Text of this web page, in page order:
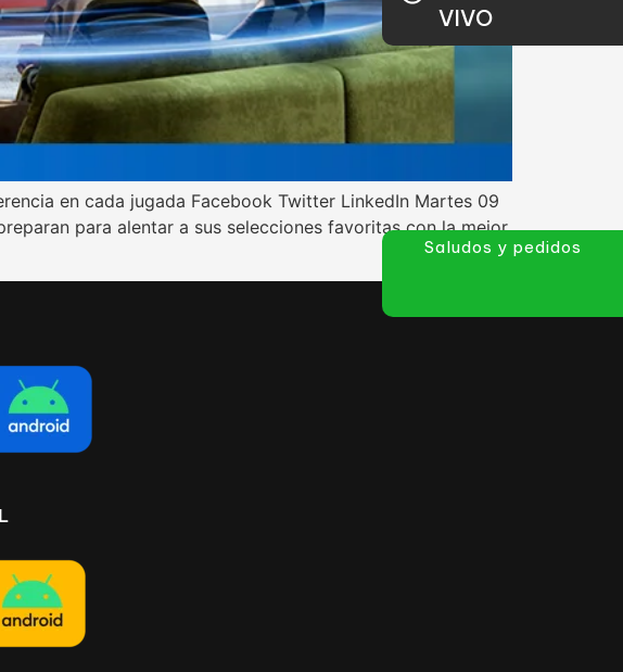
en cada jugada Facebook Twitter LinkedIn Martes 09
para alentar a sus selecciones favoritas con la mejor
VIVO
Saludos y pedidos